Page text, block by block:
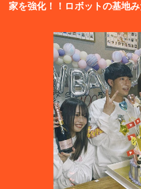
家を強化！！ロボットの基地